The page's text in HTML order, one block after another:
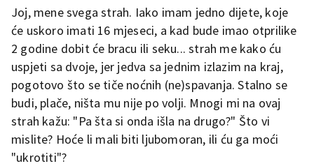
Joj, mene svega strah. Iako imam jedno dijete, koje
će uskoro imati 16 mjeseci, a kad bude imao otprilike
2 godine dobit će bracu ili seku... strah me kako ću
uspjeti sa dvoje, jer jedva sa jednim izlazim na kraj,
pogotovo što se tiče noćnih (ne)spavanja. Stalno se
budi, plače, ništa mu nije po volji. Mnogi mi na ovaj
strah kažu: "Pa šta si onda išla na drugo?" Što vi
mislite? Hoće li mali biti ljubomoran, ili ću ga moći
"ukrotiti"?